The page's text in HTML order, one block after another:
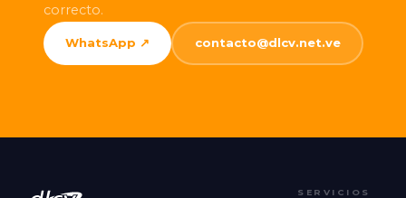
correcto.
WhatsApp ↗ contacto@dlcv.net.ve
SERVICIOS